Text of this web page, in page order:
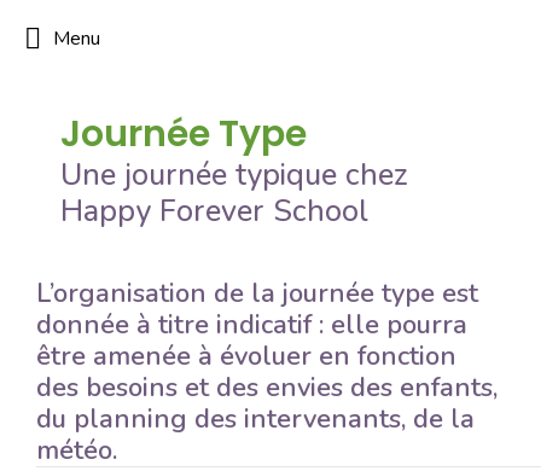
Menu
Journée Type
Une journée typique chez
Happy Forever School
L’organisation de la journée type est
donnée à titre indicatif : elle pourra
être amenée à évoluer en fonction
des besoins et des envies des enfants,
du planning des intervenants, de la
météo.